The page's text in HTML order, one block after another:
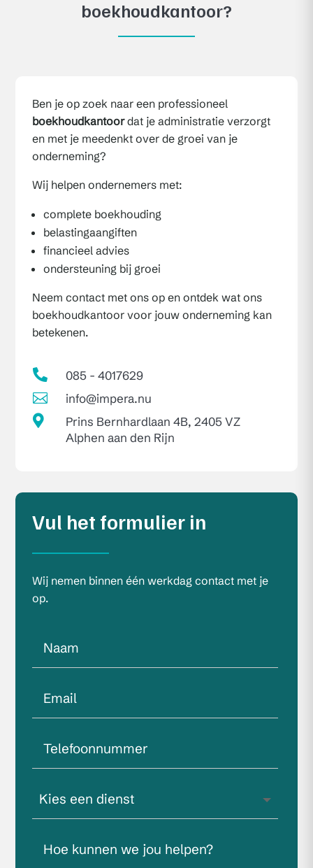
boekhoudkantoor?
Ben je op zoek naar een professioneel
boekhoudkantoordat je administratie verzorgt
en met je meedenkt over de groei van je
onderneming?
Wij helpen ondernemers met:
complete boekhouding
belastingaangiften
financieel advies
ondersteuning bij groei
Neem contact met ons op en ontdek wat ons
boekhoudkantoor voor jouw onderneming kan
betekenen.

085 - 4017629

info@impera.nu

Prins Bernhardlaan 4B, 2405 VZ
Alphen aan den Rijn
Vul het formulier in
Wij nemen binnen één werkdag contact met je
op.